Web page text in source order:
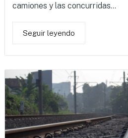
camiones y las concurridas...
Seguir leyendo